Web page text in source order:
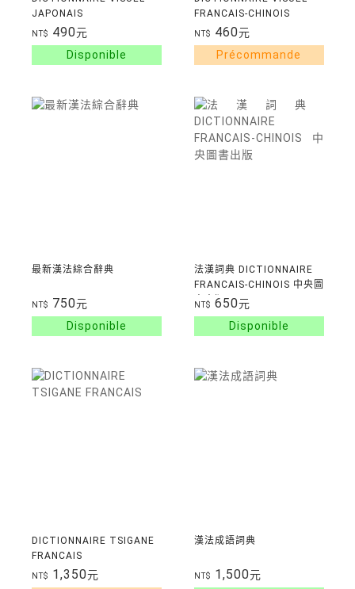
JAPONAIS
NT$ 490元
FRANCAIS-CHINOIS
NT$ 460元
最新漢法綜合辭典
NT$ 750元
法漢詞典 DICTIONNAIRE
FRANCAIS-CHINOIS 中央圖
書出版
NT$ 650元
DICTIONNAIRE TSIGANE
FRANCAIS
NT$ 1,350元
漢法成語詞典
NT$ 1,500元